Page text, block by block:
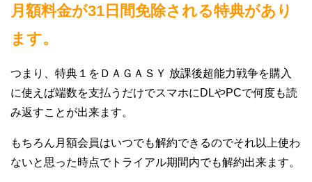
月額料金が31日間免除される特典があり
ます。
つまり、特典１をＤＡＧＡＳＹ 放課後超能力戦争を購入
に使えば端数を支払うだけでスマホにDLやPCで何度も読
み返すことが出来ます。
もちろん月額会員はいつでも解約できるのでそれ以上使わ
ないと思った時点でトライアル期間内でも解約出来ます。